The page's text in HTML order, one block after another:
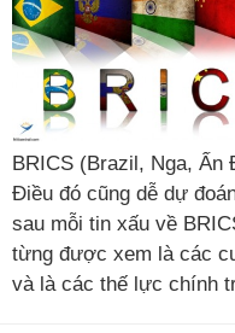
BRICS (Brazil, Nga, Ấn
Điều đó cũng dễ dự
sau mỗi tin xấu về
từng được xem là các
và là các thế lực chính